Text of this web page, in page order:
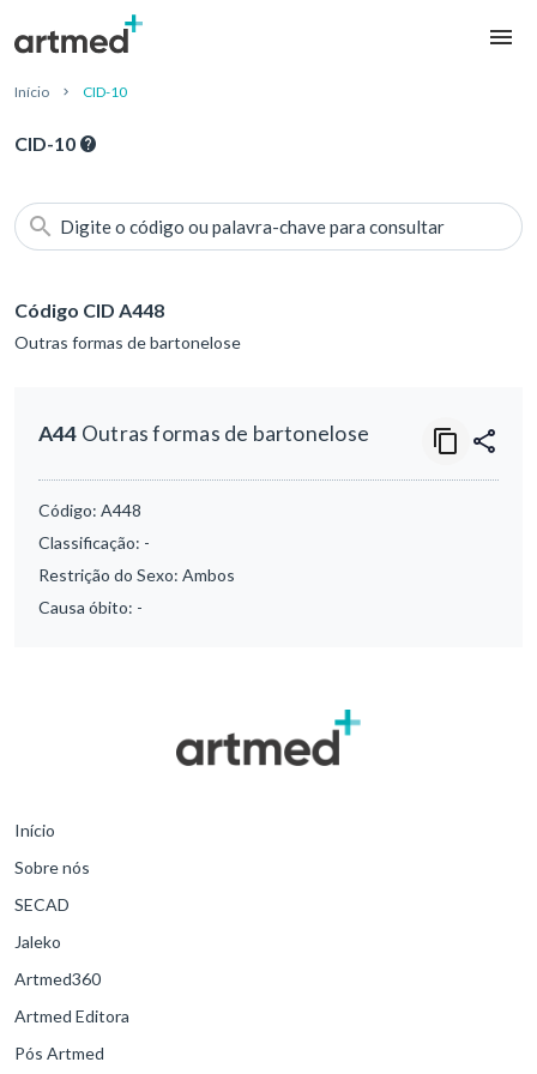
Início CID-10
CID-10
Digite o código ou palavra-chave para consultar
Código CID A448
Outras formas de bartonelose
A44 Outras formas de bartonelose
Código: A448
Classificação: -
Restrição do Sexo: Ambos
Causa óbito: -
Início
Sobre nós
SECAD
Jaleko
Artmed360
Artmed Editora
Pós Artmed